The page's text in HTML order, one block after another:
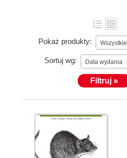
Pokaż produkty: Wszystkie
Sortuj wg: Data wydania
Filtruj »